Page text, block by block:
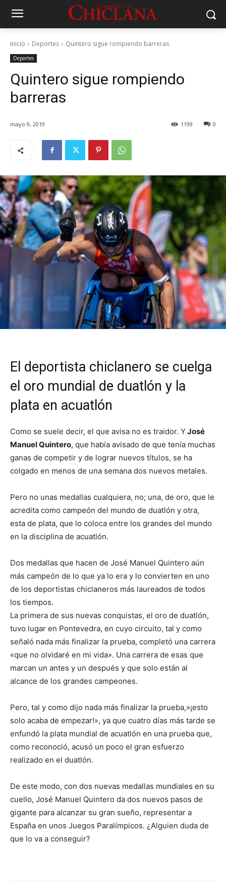
Inicio Deportes Quintero sigue rompiendo barreras
Deportes
Quintero sigue rompiendo
barreras
mayo 9, 2019 0
1199
El deportista chiclanero se cuelga
el oro mundial de duatlón y la
plata en acuatlón
Como se suele decir, el que avisa no es traidor. YJosé
Manuel Quintero, que había avisado de que tenía muchas
ganas de competir y de lograr nuevos títulos, se ha
colgado en menos de una semana dos nuevos metales.
Pero no unas medallas cualquiera, no; una, de oro, que le
acredita como campeón del mundo de duatlón y otra,
esta de plata, que lo coloca entre los grandes del mundo
en la disciplina de acuatlón.
Dos medallas que hacen de José Manuel Quintero aún
más campeón de lo que ya lo era y lo convierten en uno
de los deportistas chiclaneros más laureados de todos
los tiempos.
La primera de sus nuevas conquistas, el oro de duatlón,
tuvo lugar en Pontevedra, en cuyo circuito, tal y como
señaló nada más finalizar la prueba, completó una carrera
«que no olvidaré en mi vida». Una carrera de esas que
marcan un antes y un después y que solo están al
alcance de los grandes campeones.
Pero, tal y como dijo nada más finalizar la prueba,»¡esto
solo acaba de empezar!», ya que cuatro días más tarde se
enfundó la plata mundial de acuatlón en una prueba que,
como reconoció, acusó un poco el gran esfuerzo
realizado en el duatlón.
De este modo, con dos nuevas medallas mundiales en su
cuello, José Manuel Quintero da dos nuevos pasos de
gigante para alcanzar su gran sueño, representar a
España en unos Juegos Paralímpicos. ¿Alguien duda de
que lo va a conseguir?